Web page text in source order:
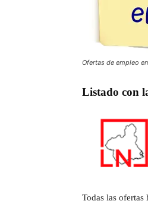
Ofertas de empleo
Listado con
Todas las ofertas